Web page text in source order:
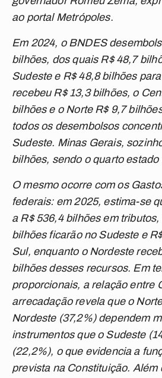
ao portal Metrópoles.
Em 2024, o BNDES
bilhões, dos quais R$ 48,7
Sudeste e R$ 48,8 bilhões
recebeu R$ 13,3 bilhões, o
bilhões e o Norte R$ 9,7
todos os desembolsos
Sudeste. Minas Gerais,
bilhões, sendo o quarto
O mesmo ocorre com os
federais: em 2025, estima-se
a R$ 536,4 bilhões em
bilhões ficarão no Sudeste e
Sul, enquanto o Nordeste
bilhões desses recursos. Em
proporcionais, a relação entre
arrecadação revela que o
Nordeste (37,2%) dependem
instrumentos que o Sudeste
(22,2%), o que evidencia a
prevista na Constituição. Além